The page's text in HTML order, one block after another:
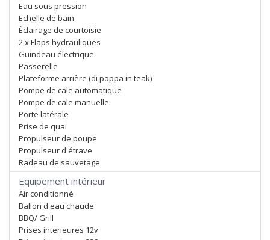
Eau sous pression
Echelle de bain
Éclairage de courtoisie
2 x Flaps hydrauliques
Guindeau électrique
Passerelle
Plateforme arrière (di poppa in teak)
Pompe de cale automatique
Pompe de cale manuelle
Porte latérale
Prise de quai
Propulseur de poupe
Propulseur d'étrave
Radeau de sauvetage
Equipement intérieur
Air conditionné
Ballon d'eau chaude
BBQ/ Grill
Prises interieures 12v